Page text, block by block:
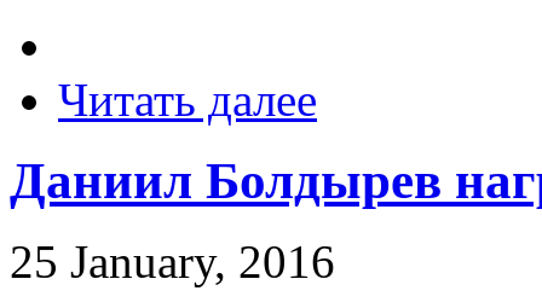
Читать далее
Даниил Болдырев
25 January, 2016